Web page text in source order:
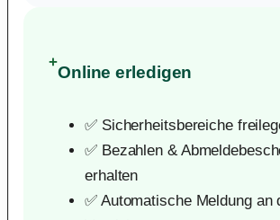
+
Online erledigen
✅ Sicherheitsbereiche
✅ Bezahlen &
erhalten
✅ Automatische Meldung an